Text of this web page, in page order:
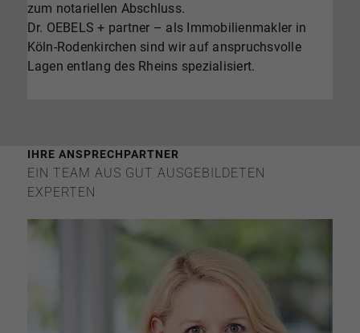
zum notariellen Abschluss.
Dr. OEBELS + partner – als Immobilienmakler in
Köln-Rodenkirchen sind wir auf anspruchsvolle
Lagen entlang des Rheins spezialisiert.
IHRE ANSPRECHPARTNER
EIN TEAM AUS GUT AUSGEBILDETEN
EXPERTEN